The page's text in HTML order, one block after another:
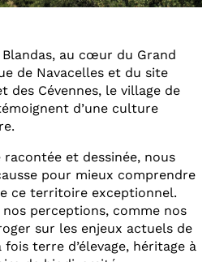
au cœur du Grand
de Navacelles et du site
des Cévennes, le village de
d’une culture
racontée et dessinée, nous
pour mieux comprendre
ce territoire exceptionnel.
nos perceptions, comme nos
sur les enjeux actuels de
terre d’élevage, héritage à